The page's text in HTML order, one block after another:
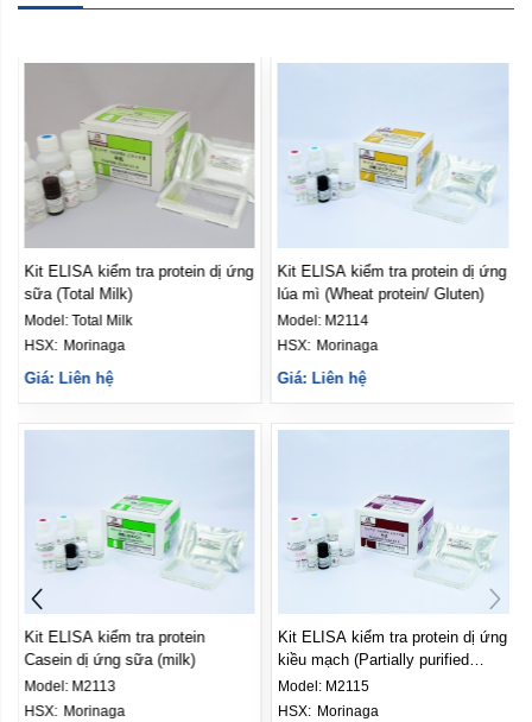
Kit ELISA kiểm tra protein dị ứng
lúa mì (Gluten analysis)
Model:Gluten analysis
HSX: Morinaga
Giá: Liên hệ
Kit ELISA kiểm tra protein dị ứng
hạt óc chó (Walnut)
Model: Walnut
HSX: Morinaga
Giá: Liên hệ
Kit ELISA kiểm tra protein dị ứng
đậu nành (Soya)
Model: M2117
HSX: Morinaga
Kit ELISA kiểm tra protein dị ứng
trứng (egg)
Model: M2111
HSX: Morinaga